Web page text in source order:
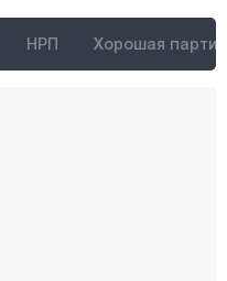
НРП Хорошая партия